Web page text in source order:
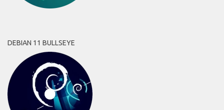
DEBIAN 11 BULLSEYE